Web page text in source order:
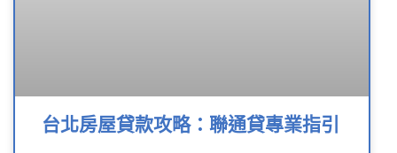
台北房屋貸款攻略：聯通貸專業指引